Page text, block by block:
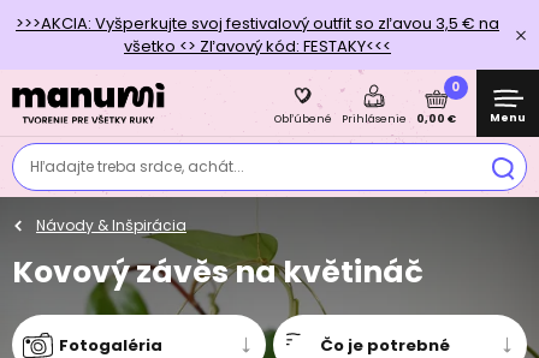
>>>AKCIA: Vyšperkujte svoj festivalový outfit so zľavou 3,5 € na
všetko <> Zľavový kód: FESTAKY<<<
Hľadajte treba srdce, achát...
Obľúbené Prihlásenie
0
0,00 € Menu
Návody & Inšpirácia
Kovový závěs na květináč
Fotogaléria Čo je potrebné